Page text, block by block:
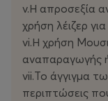
v.Η απροσεξία
χρήση λέιζερ
vi.Η χρήση
αναπαραγωγής
vii.Το άγγιγμα
περιπτώσεις